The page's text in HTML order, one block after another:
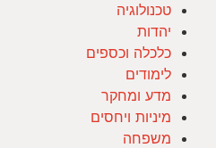
טכנולוגיה
יהדות
כלכלה וכספים
לימודים
מדע ומחקר
מיניות ויחסים
משפחה